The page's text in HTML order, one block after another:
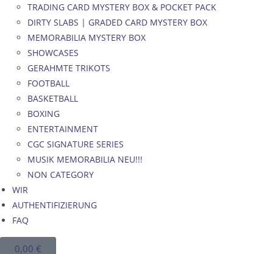
TRADING CARD MYSTERY BOX & POCKET PACK
DIRTY SLABS | GRADED CARD MYSTERY BOX
MEMORABILIA MYSTERY BOX
SHOWCASES
GERAHMTE TRIKOTS
FOOTBALL
BASKETBALL
BOXING
ENTERTAINMENT
CGC SIGNATURE SERIES
MUSIK MEMORABILIA NEU!!!
NON CATEGORY
WIR
AUTHENTIFIZIERUNG
FAQ
0,00 €